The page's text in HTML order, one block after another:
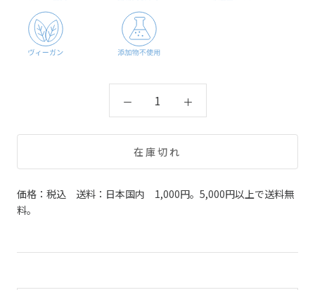
在庫切れ
価格：税込 送料：日本国内 1,000円。5,000円以上で送料無
料。